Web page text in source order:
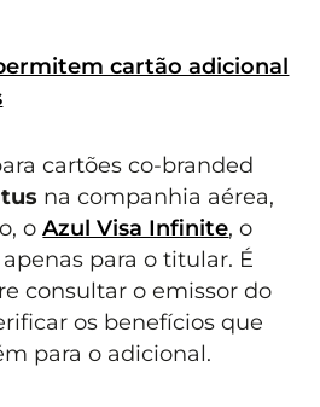
cartão adicional
cartões co-branded
na companhia aérea,
oAzul Visa Infinite, o
para o titular. É
consultar o emissor do
os benefícios que
para o adicional.